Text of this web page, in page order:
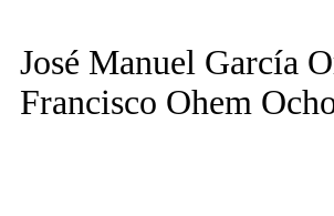
José Manuel García
Francisco Ohem